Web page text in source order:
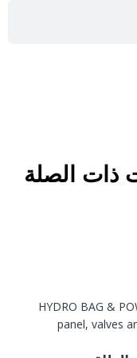
ذات الصلة